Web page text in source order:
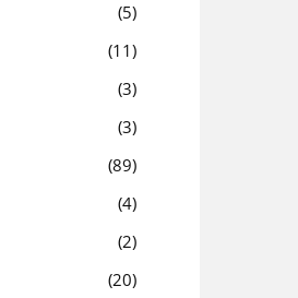
5
11
3
3
89
4
2
20